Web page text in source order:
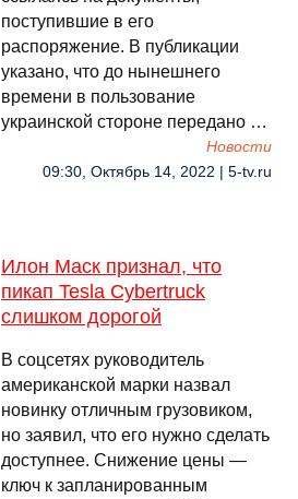
поступившие в его
распоряжение. В публикации
указано, что до нынешнего
времени в пользование
украинской стороне передано …
Новости
09:30, Октябрь 14, 2022 | 5-tv.ru
Илон Маск признал, что
пикап Tesla Cybertruck
слишком дорогой
В соцсетях руководитель
американской марки назвал
новинку отличным грузовиком,
но заявил, что его нужно сделать
доступнее. Снижение цены —
ключ к запланированным